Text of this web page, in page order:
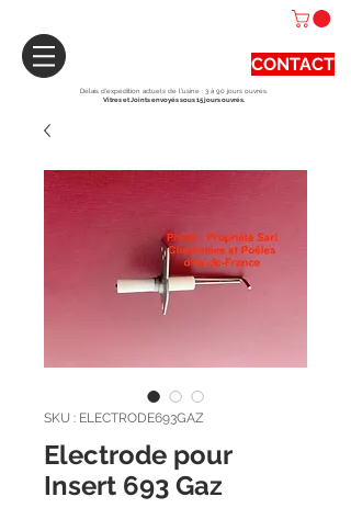
CONTACT
Délais d'expédition actuels de l'usine : 3 à 90 jours ouvrés.
Vitres et Joints envoyés sous 15 jours ouvrés.
SKU : ELECTRODE693GAZ
Electrode pour
Insert 693 Gaz